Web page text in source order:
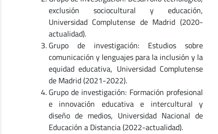
exclusión sociocultural y educación,
Universidad Complutense de Madrid (2020-
actualidad).
Grupo de investigación: Estudios sobre
comunicación y lenguajes para la inclusión y la
equidad educativa, Universidad Complutense
de Madrid (2021-2022).
Grupo de investigación: Formación profesional
e innovación educativa e intercultural y
diseño de medios, Universidad Nacional de
Educación a Distancia (2022-actualidad).